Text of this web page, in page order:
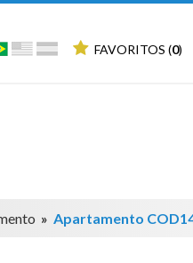
FAVORITOS (0)
» Apartamento